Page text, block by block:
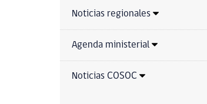
Noticias regionales
Agenda ministerial
Noticias COSOC